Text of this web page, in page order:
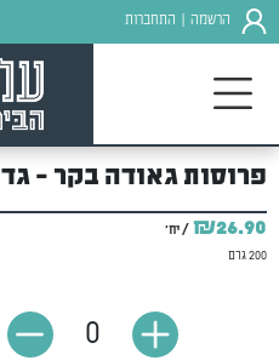
הרשמה התחברות
פרוסות גאודה בקר - גד
₪26.90 / יח'
200 גרם
0